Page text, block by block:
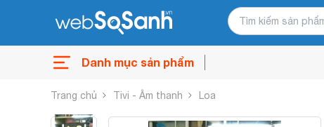
Danh mục sản phẩm
Trang chủ Tivi - Âm thanh Loa